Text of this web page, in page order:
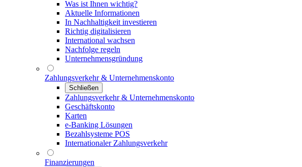
Was ist Ihnen wichtig?
Aktuelle Informationen
In Nachhaltigkeit investieren
Richtig digitalisieren
International wachsen
Nachfolge regeln
Unternehmensgründung
Zahlungsverkehr & Unternehmenskonto
Schließen
Zahlungsverkehr & Unternehmenskonto
Geschäftskonto
Karten
e-Banking Lösungen
Bezahlsysteme POS
Internationaler Zahlungsverkehr
Finanzierungen